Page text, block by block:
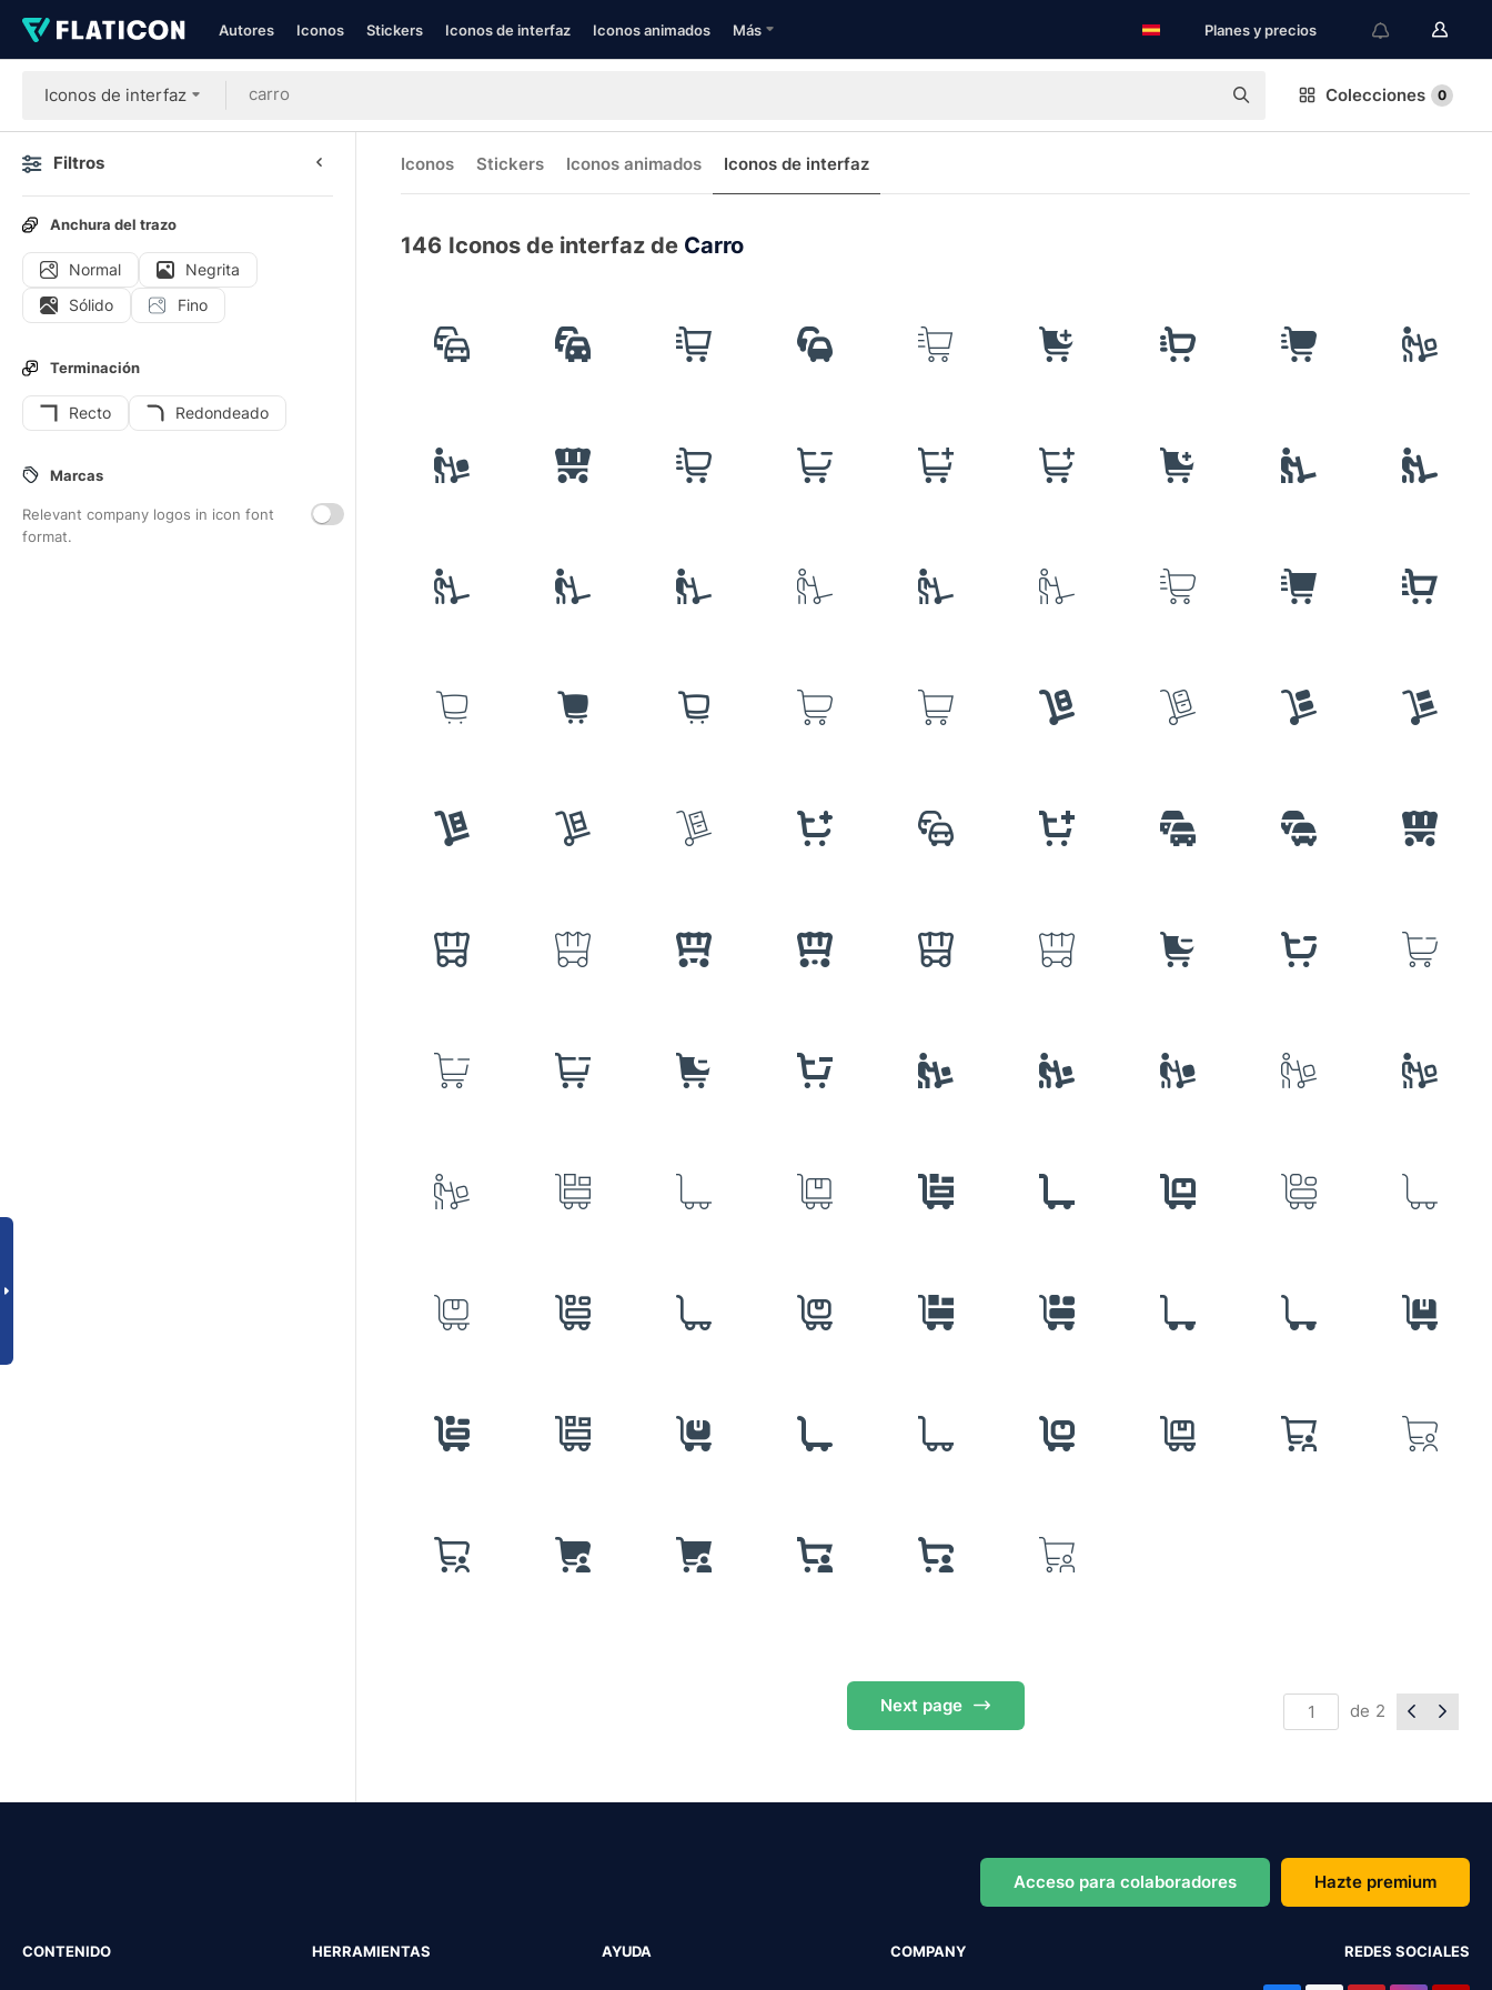
Autores Iconos Stickers Iconos de interfaz Iconos animados Más Planes y precios
Iconos de interfaz Colecciones 0
Filtros
Anchura del trazo
Normal
Negrita
Sólido
Fino
Terminación
Recto Redondeado
Marcas
Relevant company logos in icon font
format.
Iconos Stickers Iconos animados Iconos de interfaz
146 Iconos de interfaz de Carro
Next page de 2
Acceso para colaboradores Hazte premium
CONTENIDO HERRAMIENTAS AYUDA COMPANY REDES SOCIALES